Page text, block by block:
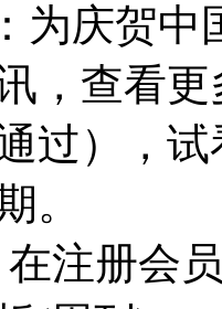
庆贺中
，查看
过），
。
册会员